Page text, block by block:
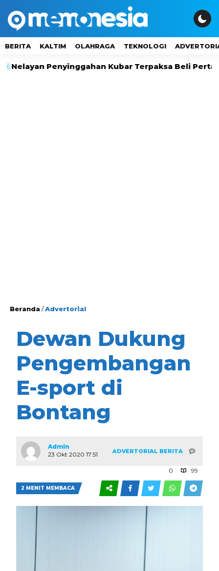
BERITA KALTIM OLAHRAGA TEKNOLOGI
Penyinggahan Kubar Terpaksa Beli Pertalite
Beranda /Advertorial
Dewan Dukung
Pengembangan
E-sport di
Bontang
Admin
23 Okt 2020 17:51
ADVERTORIAL BERITA
0 99
2 MENIT MEMBACA